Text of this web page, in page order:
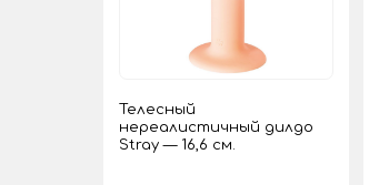
Телесный
нереалистичный дилдо
Stray — 16,6 см.